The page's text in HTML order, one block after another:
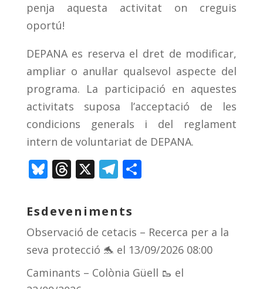
penja aquesta activitat on creguis
oportú!
DEPANA es reserva el dret de modificar,
ampliar o anul·lar qualsevol aspecte del
programa. La participació en aquestes
activitats suposa l’acceptació de les
condicions generals i del reglament
intern de voluntariat de DEPANA.
Bl
e
sk
y
T
re
a
d
s
X T
e
gr
a
m
C
p
ar
te
ix
Esdeveniments
Observació de cetacis – Recerca per a la
seva protecció 🐬 el 13/09/2026 08:00
Caminants – Colònia Güell 🥾 el